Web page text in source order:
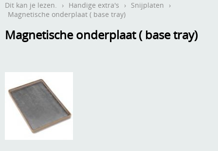
Contact
Webwinkel
Aanbiedingen
Andere
Boeken en magazines
Verzend - en verpakkingsk
Mijn account
Dit kan je lezen. › Handige extra's › Snijplaten
›
Magnetische onderplaat ( base tray)
Magnetische onderplaat ( base tray)